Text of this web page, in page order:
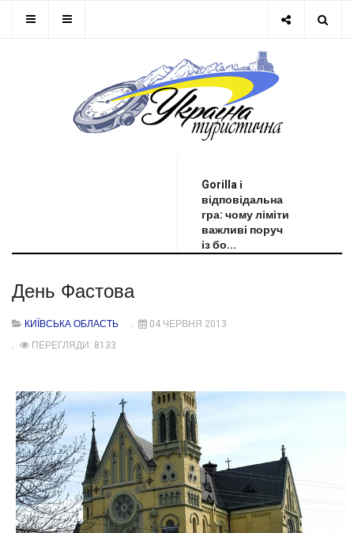
Gorilla і
відповідальна
гра: чому ліміти
важливі поруч
із бо...
День Фастова
КИЇВСЬКА ОБЛАСТЬ
04 ЧЕРВНЯ 2013
ПЕРЕГЛЯДИ: 8133